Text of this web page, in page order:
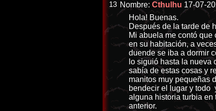
13 Nombre:Cthulhu 17-07-
Hola! Buenas.
Después de la tarde de
Mi abuela me contó
en su habitación, a
duende se iba a dormir
lo siguió hasta la nueva
sabía de estas cosas y
manitos muy pequeñas
bendecir el lugar y todo
alguna historia turbia en
anterior.